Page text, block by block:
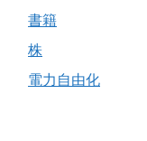
書籍
株
電力自由化